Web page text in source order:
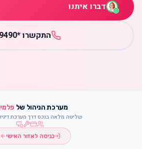
דברו איתנו
התקשרו *9490
מערכת הניהול של
שליטה מלאה בנכס דרך מערכת
כניסה לאזור האישי